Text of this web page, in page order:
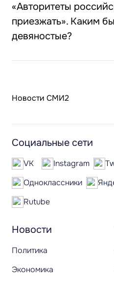
«Авторитеты
приезжать». Каким
девяностые?
Новости СМИ2
Новости
Политика
Экономика
Социальные сети
VK Instagram
Одноклассники
Rutube